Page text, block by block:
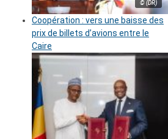
© (DR)
Coopération : vers une baisse des
prix de billets d’avions entre le
Caire